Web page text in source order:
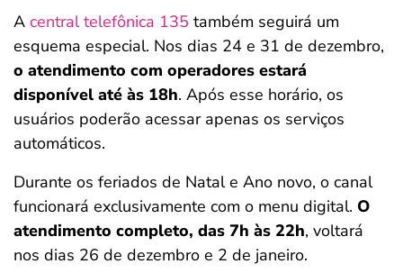
A central telefônica 135 também seguirá um
esquema especial. Nos dias 24 e 31 de dezembro,
o atendimento com operadores estará
disponível até às 18h. Após esse horário, os
usuários poderão acessar apenas os serviços
automáticos.
Durante os feriados de Natal e Ano novo, o canal
funcionará exclusivamente com o menu digital. O
atendimento completo, das 7h às 22h, voltará
nos dias 26 de dezembro e 2 de janeiro.